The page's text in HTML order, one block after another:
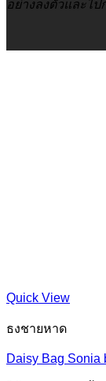
อย่างลงตัวและไป
Quick View
ธงชายหาด
Daisy Bag Sonia